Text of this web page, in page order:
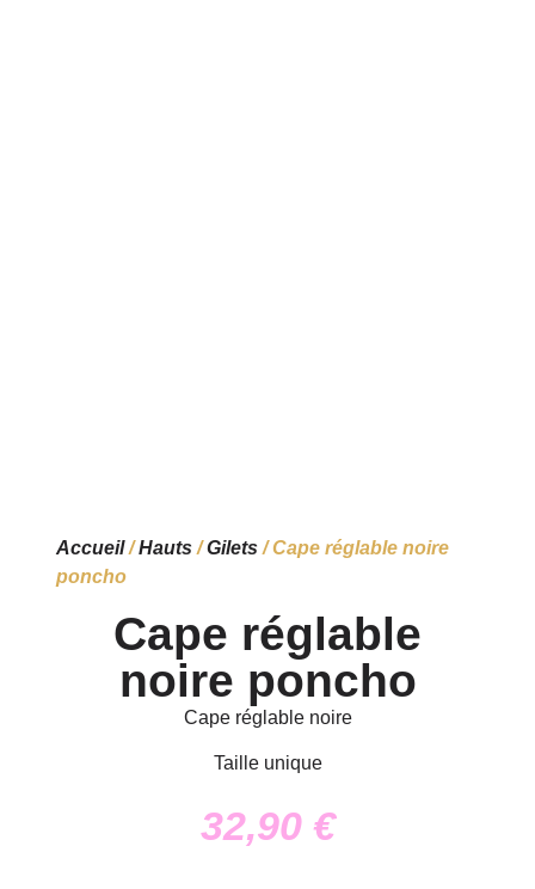
Accueil/Hauts/Gilets/ Cape réglable noire
poncho
Cape réglable
noire poncho
Cape réglable noire
Taille unique
32,90 €